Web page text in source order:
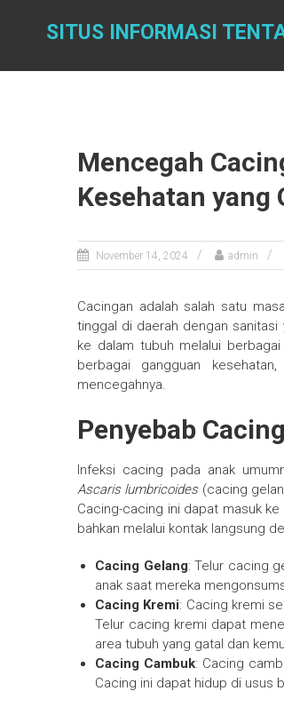
SITUS INFORMASI
Mencegah
Kesehatan yang
November 14, 2024 admin
Cacingan adalah salah satu
tinggal di daerah dengan
ke dalam tubuh melalui
berbagai gangguan
mencegahnya.
Penyebab
Infeksi cacing pada anak
Ascaris lumbricoides(cacing
Cacing-cacing ini dapat masuk
bahkan melalui kontak langsung
Cacing Gelang: Telur cacing
anak saat mereka
Cacing Kremi: Cacing kremi
Telur cacing kremi dapat
area tubuh yang gatal dan
Cacing Cambuk: Cacing
Cacing ini dapat hidup di usus